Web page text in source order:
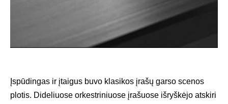
Įspūdingas ir įtaigus buvo klasikos įrašų garso scenos
plotis. Dideliuose orkestriniuose įrašuose išryškėjo atskiri